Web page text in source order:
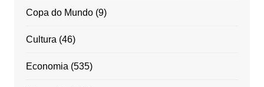
Copa do Mundo(9)
Cultura (46)
Economia (535)